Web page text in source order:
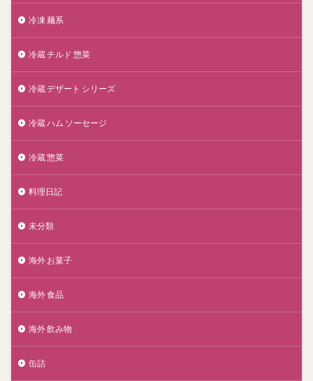
冷凍 麺系
冷蔵 チルド 惣菜
冷蔵 デザート シリーズ
冷蔵 ハム ソーセージ
冷蔵 惣菜
料理日記
未分類
海外 お菓子
海外 食品
海外 飲み物
缶詰